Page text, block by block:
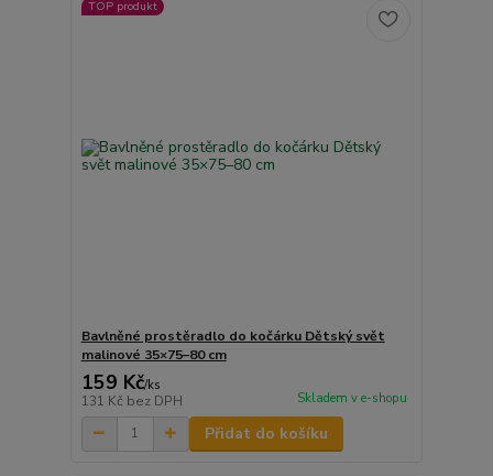
TOP produkt
Bavlněné prostěradlo do kočárku Dětský svět
malinové 35×75–80 cm
159 Kč/ks
131 Kč bez DPH Skladem v e-shopu
Přidat do košíku